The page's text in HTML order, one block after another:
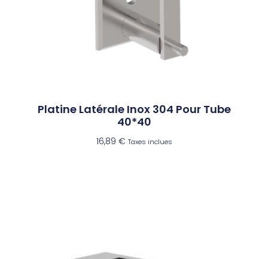
Platine Latérale Inox 304 Pour Tube
40*40
16,89 € Taxes inclues